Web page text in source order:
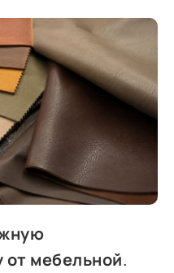
мебельной.